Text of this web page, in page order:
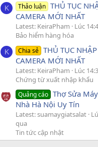
K Thảo luận THỦ TỤC
CAMERA MỚI NHẤT
Latest: KeiraPham
Lúc
Bảo hiểm hàng hóa
K Chia sẻ THỦ TỤC
CAMERA MỚI NHẤT
Latest: KeiraPham
Lúc
Chứng từ xuất nhập khẩu
Quảng cáo Thợ Sửa
Nhà Hà Nội Uy Tín
Latest: suamaygiatsalat
qua
Tin tức cập nhật